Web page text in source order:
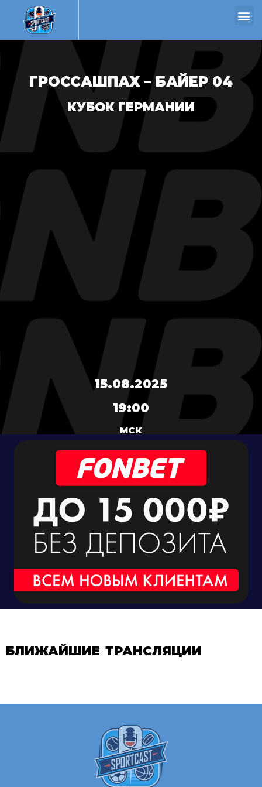
ГРОССАШПАХ – БАЙЕР 04
КУБОК ГЕРМАНИИ
15.08.2025
19:00
МСК
БЛИЖАЙШИЕ ТРАНСЛЯЦИИ